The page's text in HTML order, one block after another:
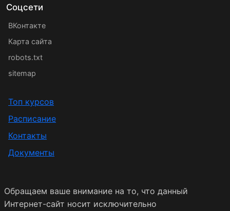
Соцсети
ВКонтакте
Карта сайта
robots.txt
sitemap
Топ курсов
Расписание
Контакты
Документы
Обращаем ваше внимание на то, что данный
Интернет-сайт носит исключительно